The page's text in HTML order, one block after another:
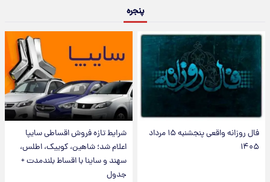
پنجره
فال روزانه واقعی پنجشنبه ۱۵ مرداد
۱۴۰۵
شرایط تازه فروش اقساطی سایپا
اعلام شد؛ شاهین، کوییک، اطلس،
سهند و ساینا با اقساط بلندمدت +
جدول